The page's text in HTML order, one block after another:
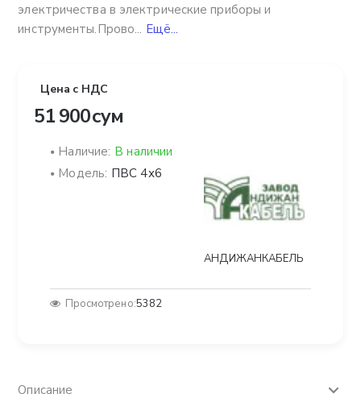
электричества в электрические приборы и
инструменты.Прово... Ещё...
Цена с НДС
51 900 сум
Наличие: В наличии
Модель: ПВС 4х6
АНДИЖАНКАБЕЛЬ
Просмотрено:5382
Описание